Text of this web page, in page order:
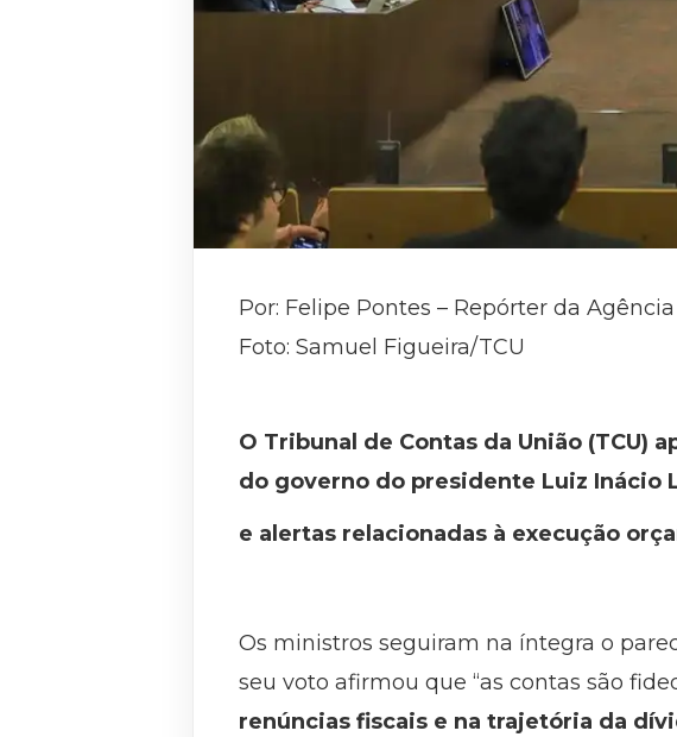
Por: Felipe Pontes – Repórter da Agência
Foto: Samuel Figueira/TCU
O Tribunal de Contas da União (TCU)
do governo do presidente Luiz Inácio
e alertas relacionadas à execução
Os ministros seguiram na íntegra o
seu voto afirmou que “as contas são
renúncias fiscais e na trajetória da